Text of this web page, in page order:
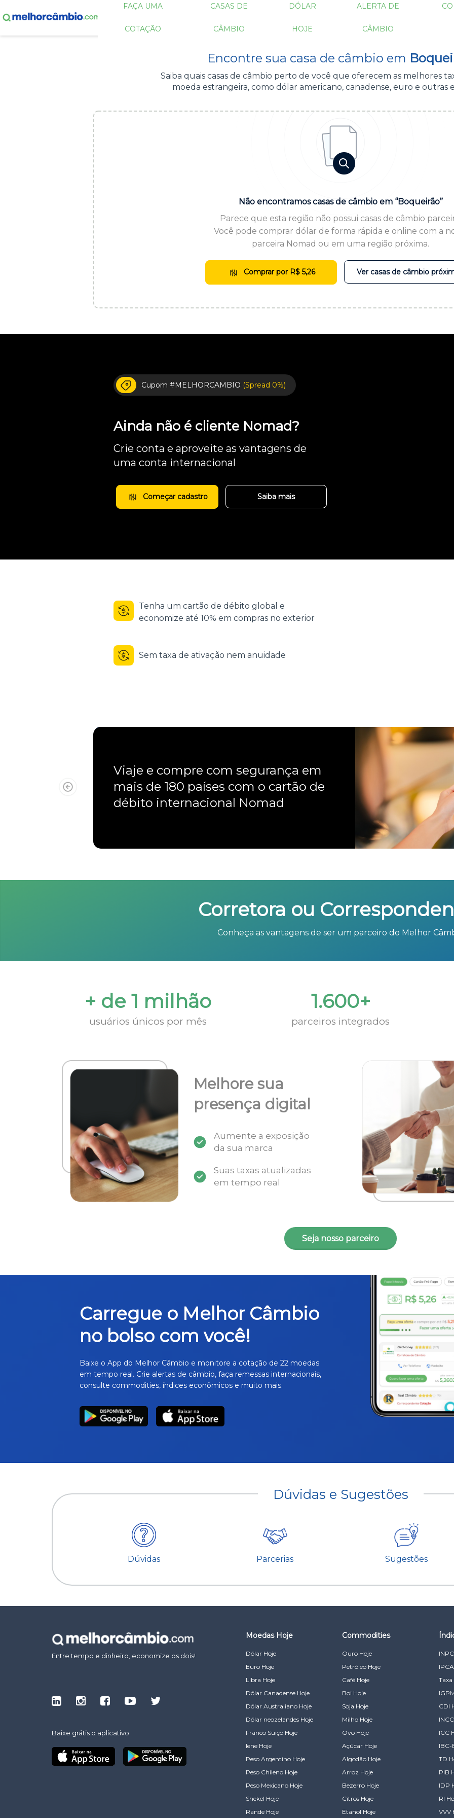
FAÇA UMA
COTAÇÃO
CASAS DE
CÂMBIO
DÓLAR
HOJE
ALERTA DE
CÂMBIO
Encontre sua casa de câmbio em
Saiba quais casas de câmbio perto de você que oferecem as melhores
moeda estrangeira, como dólar americano, canadense, euro e outras
Não encontramos casas de câmbio em “Boqueirão”
Parece que esta região não possui casas de câmbio
Você pode comprar dólar de forma rápida e online com a
parceira Nomad ou em uma região próxima.
Comprar por R$ 5,26 Ver casas de câmbio
Cupom #MELHORCAMBIO (Spread 0%)
Ainda não é cliente Nomad?
Crie conta e aproveite as vantagens de
uma conta internacional
Começar cadastro Saiba mais
Tenha um cartão de débito global e
economize até 10% em compras no exterior
Sem taxa de ativação nem anuidade
Viaje e compre com segurança em
mais de 180 países com o cartão de
débito internacional Nomad
Corretora ou
Conheça as vantagens de ser um parceiro do Melhor
+ de 1 milhão
usuários únicos por mês
1.600+
parceiros integrados
Melhore sua
presença digital
Aumente a exposição
da sua marca
Suas taxas atualizadas
em tempo real
Seja nosso parceiro
Carregue o Melhor Câmbio
no bolso com você!
Baixe o App do Melhor Câmbio e monitore a cotação de 22 moedas
em tempo real. Crie alertas de câmbio, faça remessas internacionais,
consulte commodities, índices econômicos e muito mais.
Dúvidas e Sugestões
Dúvidas Parcerias Sugestões
Entre tempo e dinheiro, economize os dois!
Baixe grátis o aplicativo:
Moedas Hoje
Dólar Hoje
Euro Hoje
Libra Hoje
Dólar Canadense Hoje
Dólar Australiano Hoje
Dólar neozelandes Hoje
Franco Suiço Hoje
Iene Hoje
Peso Argentino Hoje
Peso Chileno Hoje
Peso Mexicano Hoje
Shekel Hoje
Rande Hoje
Commodities
Ouro Hoje
Petróleo Hoje
Café Hoje
Boi Hoje
Soja Hoje
Milho Hoje
Ovo Hoje
Açúcar Hoje
Algodão Hoje
Arroz Hoje
Bezerro Hoje
Citros Hoje
Etanol Hoje
Taxa
CDI
ICC
IBC-
TD
PIB
IDP
RI
VVV